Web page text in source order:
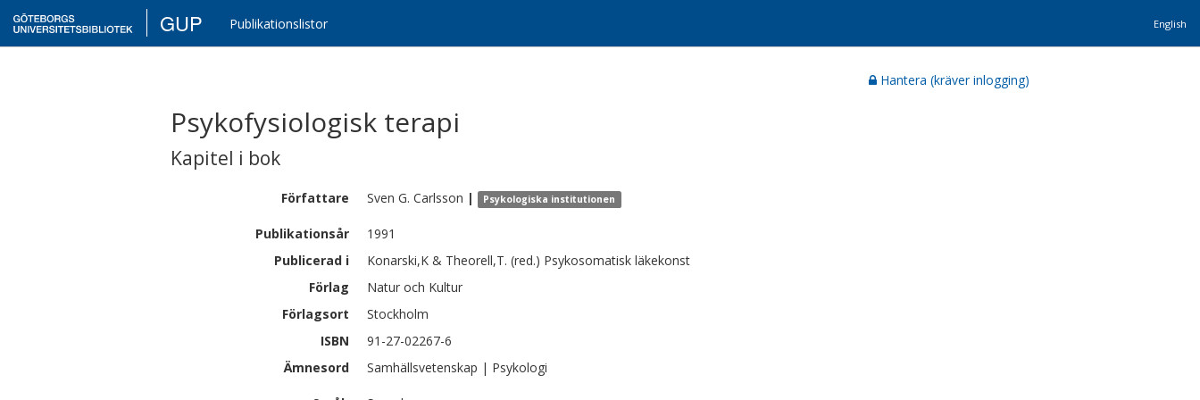
GUP Publikationslistor English
Hantera (kräver inlogging)
Psykofysiologisk terapi
Kapitel i bok
Författare Sven G. Carlsson | Psykologiska institutionen
Publikationsår
1991
Publicerad i
Konarski,K & Theorell,T. (red.) Psykosomatisk läkekonst
Förlag
Natur och Kultur
Förlagsort
Stockholm
ISBN
91-27-02267-6
Ämnesord
Samhällsvetenskap | Psykologi